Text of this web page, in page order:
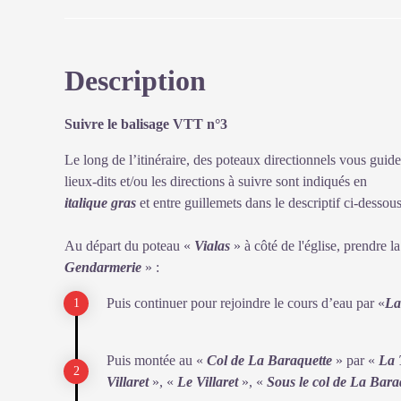
Voir l'image en plein écran
Description
Suivre le balisage VTT n°3
Le long de l’itinéraire, des poteaux directionnels vous
lieux-dits et/ou les directions à suivre sont indiqués en
italique gras et entre guillemets dans le descriptif ci-
Au départ du poteau « Vialas » à côté de l'église, prendre
Gendarmerie » :
Puis continuer pour rejoindre le cours d’eau par «
Puis montée au « Col de La Baraquette » par « La
Villaret», « Le Villaret », « Sous le col de La